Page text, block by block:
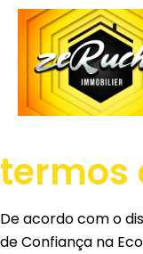
termos
De acordo com o
de Confiança na